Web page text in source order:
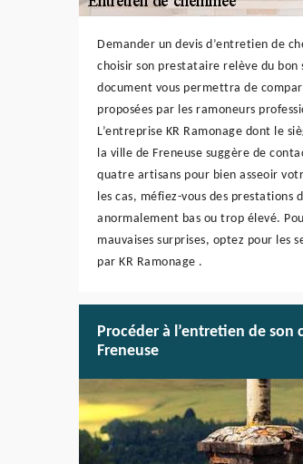
Demander un devis d’entretien de
choisir son prestataire relève du bon
document vous permettra de
proposées par les ramoneurs
L’entreprise KR Ramonage dont le
la ville de Freneuse suggère de
quatre artisans pour bien asseoir
les cas, méfiez-vous des prestations
anormalement bas ou trop élevé.
mauvaises surprises, optez pour les
par KR Ramonage .
Procéder à l’entretien de son
Freneuse